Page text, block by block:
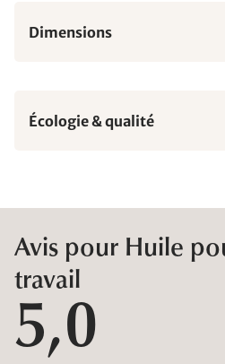
Dimensions
Écologie & qualité
Avis pour Huile
travail
5,0